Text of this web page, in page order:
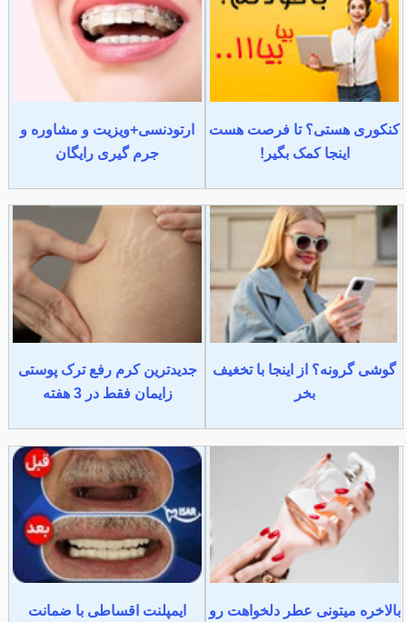
کنکوری هستی؟ تا فرصت هست
اینجا کمک بگیر!
ارتودنسی+ویزیت و مشاوره و
جرم گیری رایگان
گوشی گرونه؟ از اینجا با تخغیف
بخر
جدیدترین کرم رفع ترک پوستی
زایمان فقط در 3 هفته
بالاخره میتونی عطر دلخواهت رو ایمپلنت اقساطی با ضمانت